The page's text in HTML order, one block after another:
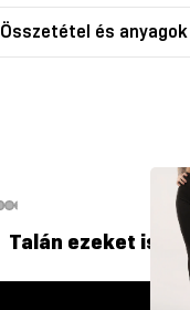
Összetétel és anyagok
Talán ezeket is